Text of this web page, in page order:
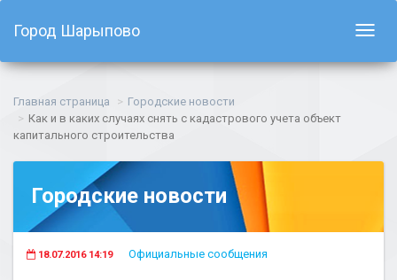
Город Шарыпово
Главная страница
Городские новости
Как и в каких случаях снять с кадастрового учета объект
капитального строительства
Городские новости
18.07.2016 14:19 Официальные сообщения